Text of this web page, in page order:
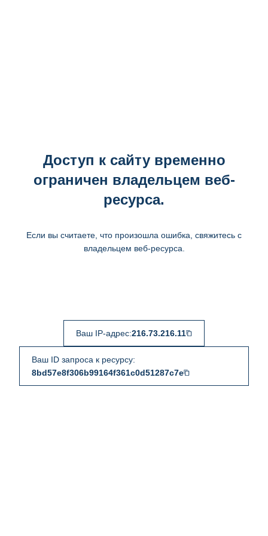
Доступ к сайту временно
ограничен владельцем веб-
ресурса.
Если вы считаете, что произошла ошибка, свяжитесь с
владельцем веб-ресурса.
Ваш IP-адрес:216.73.216.11
Ваш ID запроса к ресурсу:
8bd57e8f306b99164f361c0d51287c7e